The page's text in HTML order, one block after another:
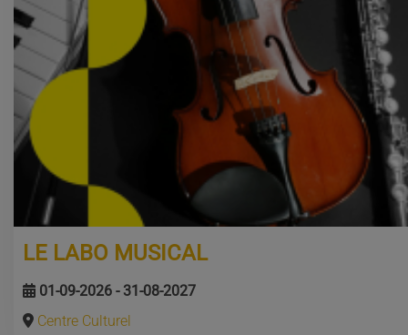
LE LABO MUSICAL
01-09-2026 - 31-08-2027
Centre Culturel